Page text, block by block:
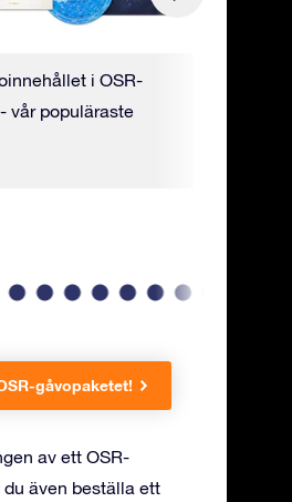
i OSR-
vår populäraste
gåvopaketet!
av ett OSR-
även beställa ett